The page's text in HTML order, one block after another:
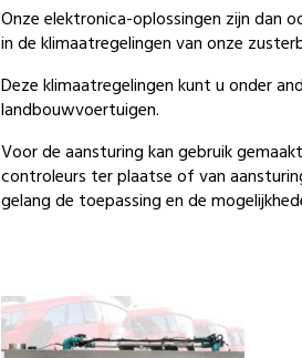
Onze elektronica-oplossingen zijn dan
in de klimaatregelingen van onze
Deze klimaatregelingen kunt u onder
landbouwvoertuigen.
Voor de aansturing kan gebruik
controleurs ter plaatse of van
gelang de toepassing en de